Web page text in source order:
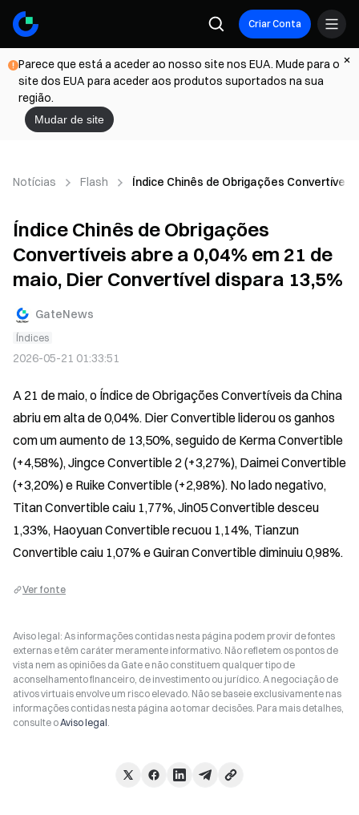
Criar Conta
Parece que está a aceder ao nosso site nos EUA. Mude para o
site dos EUA para aceder aos produtos suportados na sua
região.
Mudar de site
Notícias Flash Índice Chinês de Obrigações Convertíveis
Índice Chinês de Obrigações
Convertíveis abre a 0,04% em 21 de
maio, Dier Convertível dispara 13,5%
GateNews
Índices
2026-05-21 01:33:51
A 21 de maio, o Índice de Obrigações Convertíveis da China
abriu em alta de 0,04%. Dier Convertible liderou os ganhos
com um aumento de 13,50%, seguido de Kerma Convertible
(+4,58%), Jingce Convertible 2 (+3,27%), Daimei Convertible
(+3,20%) e Ruike Convertible (+2,98%). No lado negativo,
Titan Convertible caiu 1,77%, Jin05 Convertible desceu
1,33%, Haoyuan Convertible recuou 1,14%, Tianzun
Convertible caiu 1,07% e Guiran Convertible diminuiu 0,98%.
Ver fonte
Aviso legal: As informações contidas nesta página podem provir de fontes
externas e têm caráter meramente informativo. Não refletem os pontos de
vista nem as opiniões da Gate e não constituem qualquer tipo de
aconselhamento financeiro, de investimento ou jurídico. A negociação de
ativos virtuais envolve um risco elevado. Não se baseie exclusivamente nas
informações contidas nesta página ao tomar decisões. Para mais detalhes,
consulte oAviso legal.